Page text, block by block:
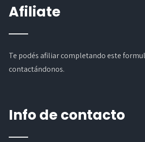
Afiliate
Te podés afiliar completandoeste
contactándonos.
Info de contacto